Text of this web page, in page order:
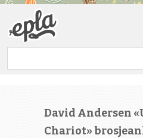
David Andersen
Chariot»